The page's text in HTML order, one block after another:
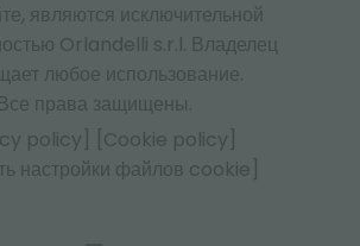
являются исключительной
Orlandelli s.r.l. Владелец
любое использование.
Все права защищены.
policy]
[Cookie policy]
настройки файлов cookie]